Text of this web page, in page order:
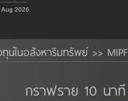
Aug 2026
นในอสังหาริมทรัพย์>> MIPF
กราฟราย 10 นาที